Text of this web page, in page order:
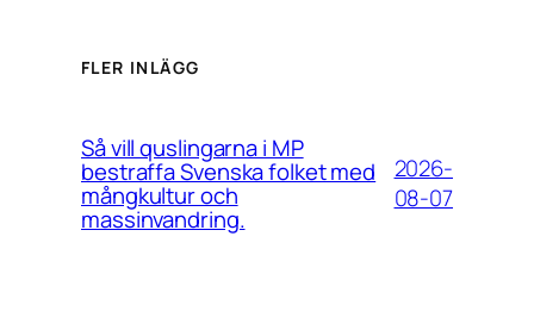
FLER INLÄGG
Så vill quslingarna i MP
bestraffa Svenska folket med
mångkultur och
massinvandring.
2026-
08-07